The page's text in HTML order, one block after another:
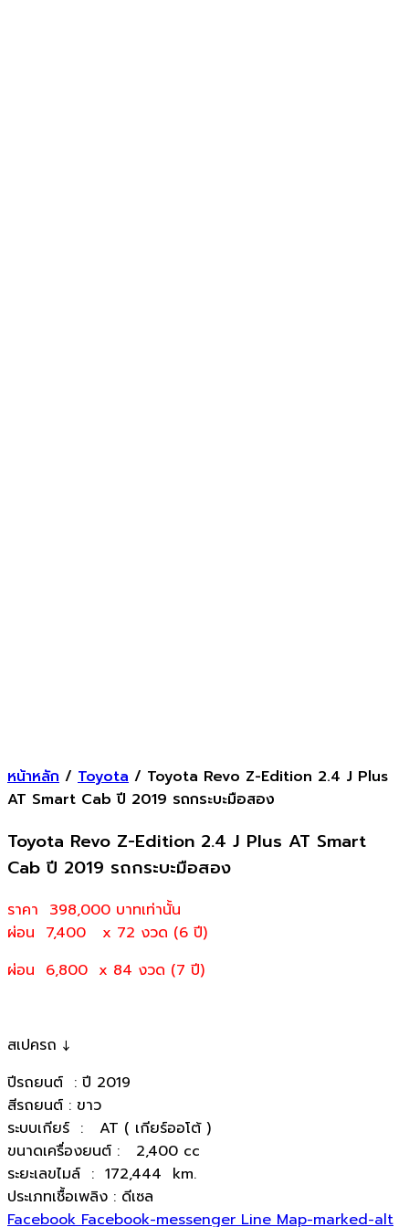
หน้าหลัก / Toyota / Toyota Revo Z-Edition 2.4 J Plus
AT Smart Cab ปี 2019 รถกระบะมือสอง
Toyota Revo Z-Edition 2.4 J Plus AT Smart
Cab ปี 2019 รถกระบะมือสอง
ราคา 398,000 บาทเท่านั้น
ผ่อน 7,400 x 72 งวด (6 ปี)
ผ่อน 6,800 x 84 งวด (7 ปี)
สเปครถ ↓
ปีรถยนต์ : ปี 2019
สีรถยนต์ : ขาว
ระบบเกียร์ : AT ( เกียร์ออโต้ )
ขนาดเครื่องยนต์ : 2,400 cc
ระยะเลขไมล์ : 172,444 km.
ประเภทเชื้อเพลิง : ดีเซล
Facebook Facebook-messenger Line Map-marked-alt